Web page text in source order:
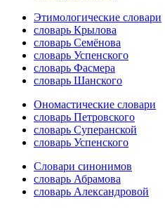
Этимологические словари
словарь Крылова
словарь Семёнова
словарь Успенского
словарь Фасмера
словарь Шанского
Ономастические словари
словарь Петровского
словарь Суперанской
словарь Успенского
Словари синонимов
словарь Абрамова
словарь Александровой